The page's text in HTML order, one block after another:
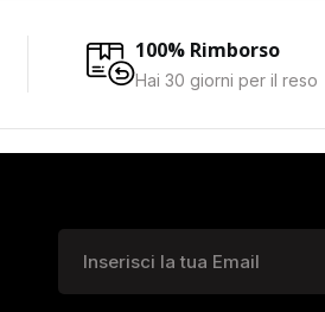
100% Rimborso
Hai 30 giorni per il reso